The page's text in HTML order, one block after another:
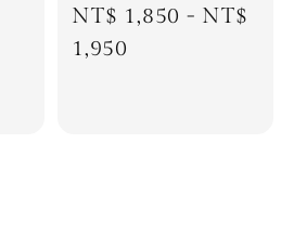
Regular
price
NT$ 1,850 - NT$
1,950